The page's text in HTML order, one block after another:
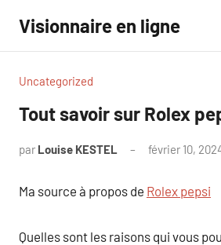
contenu
Visionnaire en ligne
Uncategorized
Tout savoir sur Rolex
par Louise KESTEL février 10,
Ma source à propos de Rolex pepsi
Quelles sont les raisons qui vous